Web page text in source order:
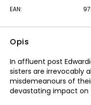
EAN:
Opis
In affluent post
sisters are irrevocably
misdemeanours of
devastating impact on